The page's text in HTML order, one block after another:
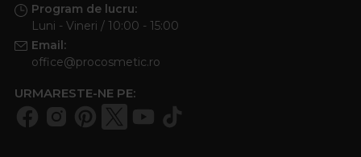
Program de lucru:
Luni - Vineri / 10:00 - 15:00
Email:
office@procosmetic.ro
URMARESTE-NE PE: